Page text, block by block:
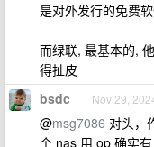
是对外发行的免费
而绿联, 最基本的,
得扯皮
bsdc Nov 29,
@msg7086 对头，
个 nas 用 op 确实